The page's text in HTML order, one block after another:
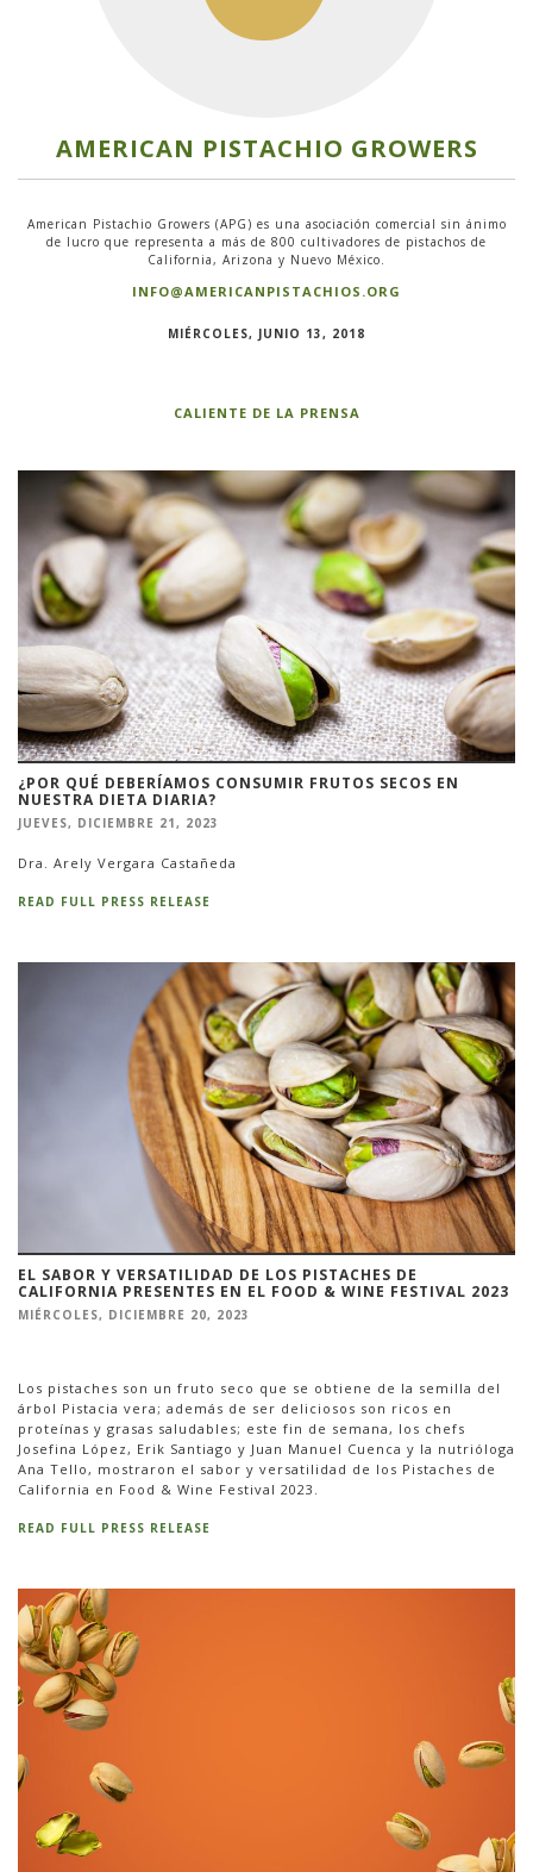
AMERICAN PISTACHIO GROWERS
American Pistachio Growers (APG) es una asociación comercial sin ánimo
de lucro que representa a más de 800 cultivadores de pistachos de
California, Arizona y Nuevo México.
INFO@AMERICANPISTACHIOS.ORG
MIÉRCOLES, JUNIO 13, 2018
CALIENTE DE LA PRENSA
¿POR QUÉ DEBERÍAMOS CONSUMIR FRUTOS SECOS EN
NUESTRA DIETA DIARIA?
JUEVES, DICIEMBRE 21, 2023
Dra. Arely Vergara Castañeda
READ FULL PRESS RELEASE
EL SABOR Y VERSATILIDAD DE LOS PISTACHES DE
CALIFORNIA PRESENTES EN EL FOOD & WINE FESTIVAL 2023
MIÉRCOLES, DICIEMBRE 20, 2023
Los pistaches son un fruto seco que se obtiene de la semilla del
árbol Pistacia vera; además de ser deliciosos son ricos en
proteínas y grasas saludables; este fin de semana, los chefs
Josefina López, Erik Santiago y Juan Manuel Cuenca y la nutrióloga
Ana Tello, mostraron el sabor y versatilidad de los Pistaches de
California en Food & Wine Festival 2023.
READ FULL PRESS RELEASE